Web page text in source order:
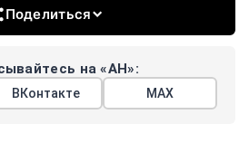
Поделиться
на «АН»:
ВКонтакте МАХ